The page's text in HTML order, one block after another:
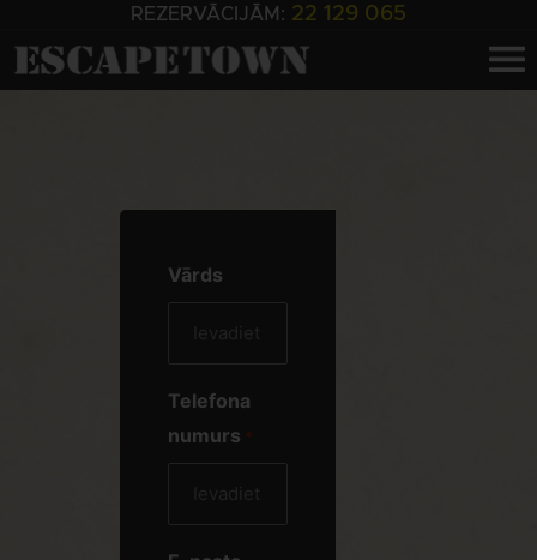
REZERVĀCIJĀM: 22 129 065
Vārds
Telefona
numurs *